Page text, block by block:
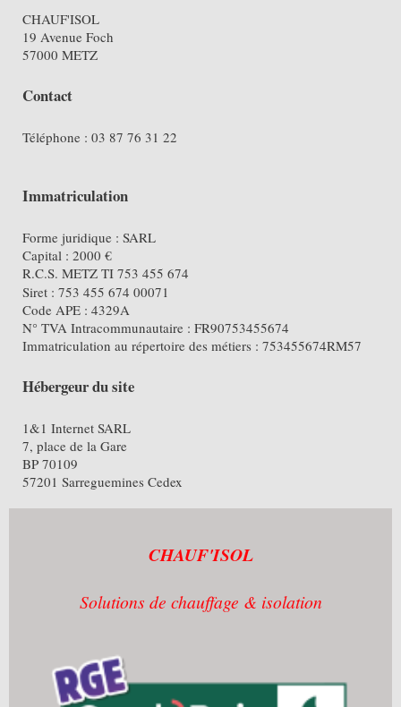
CHAUF'ISOL
19 Avenue Foch
57000 METZ
Contact
Téléphone : 03 87 76 31 22
Immatriculation
Forme juridique : SARL
Capital : 2000 €
R.C.S. METZ TI 753 455 674
Siret : 753 455 674 00071
Code APE : 4329A
N° TVA Intracommunautaire : FR90753455674
Immatriculation au répertoire des métiers : 753455674RM57
Hébergeur du site
1&1 Internet SARL
7, place de la Gare
BP 70109
57201 Sarreguemines Cedex
CHAUF'ISOL
Solutions de chauffage & isolation